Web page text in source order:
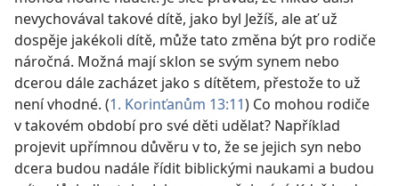
nevychovával takové dítě, jako byl Ježíš, ale ať už
dospěje jakékoli dítě, může tato změna být pro rodiče
náročná. Možná mají sklon se svým synem nebo
dcerou dále zacházet jako s dítětem, přestože to už
není vhodné. (1. Korinťanům 13:11) Co mohou rodiče
v takovém období pro své děti udělat? Například
projevit upřímnou důvěru v to, že se jejich syn nebo
dcera budou nadále řídit biblickými naukami a budou